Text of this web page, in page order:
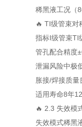
稀黑液工况（
🔥 TI级管束对
指标I级管束TI
管孔配合精度
泄漏风险中极
胀接/焊接质量
适用寿命8年
🔥 2.3 失效模
失效模式稀黑